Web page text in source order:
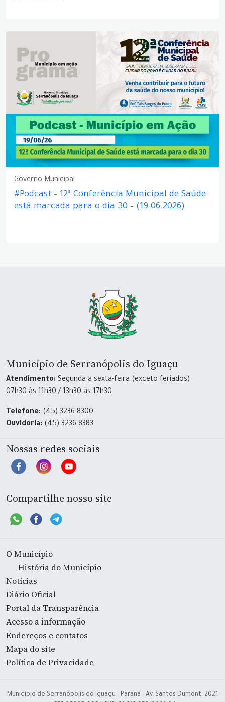
Governo Municipal
#Podcast – 12ª Conferência Municipal de Saúde
está marcada para o dia 30 – (19.06.2026)
Município de Serranópolis do Iguaçu
Atendimento: Segunda a sexta-feira (exceto feriados)
07h30 às 11h30 / 13h30 às 17h30
Telefone: (45) 3236-8300
Ouvidoria: (45) 3236-8383
Nossas redes sociais
Compartilhe nosso site
O Município
História do Município
Notícias
Diário Oficial
Portal da Transparência
Acesso a informação
Endereços e contatos
Mapa do site
Política de Privacidade
Município de Serranópolis do Iguaçu - Paraná - Av. Santos Dumont, 2021